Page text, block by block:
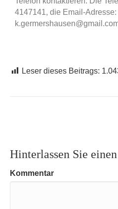
4147141, die Email-Adresse:
Leser dieses Beitrags:
Hinterlassen Sie
Kommentar